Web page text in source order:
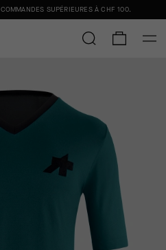
SUPÉRIEURES À CHF 100.